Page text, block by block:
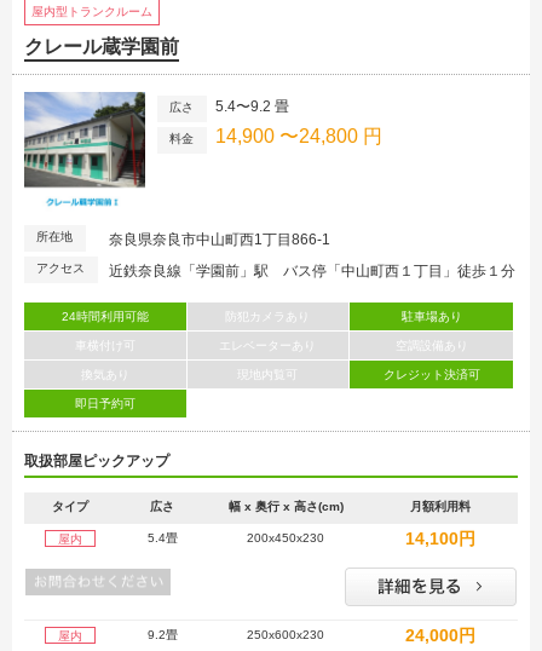
屋内型トランクルーム
クレール蔵学園前
広さ 5.4〜9.2 畳
料金 14,900 〜24,800 円
所在地 奈良県奈良市中山町西1丁目866-1
アクセス 近鉄奈良線「学園前」駅 バス停「中山町西１丁目」徒歩１分
24時間利用可能 防犯カメラあり 駐車場あり
車横付け可 エレベーターあり 空調設備あり
換気あり 現地内覧可 クレジット決済可
即日予約可
取扱部屋ピックアップ
タイプ 広さ 幅 x 奥行 x 高さ(cm) 月額利用料
屋内 5.4畳 200x450x230 14,100円
屋内 9.2畳 250x600x230 24,000円